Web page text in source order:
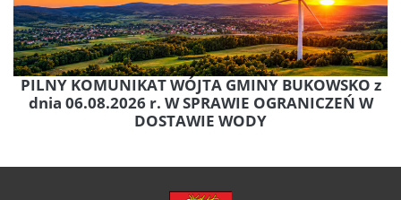
PILNY KOMUNIKAT WÓJTA GMINY BUKOWSKO z
dnia 06.08.2026 r. W SPRAWIE OGRANICZEŃ W
DOSTAWIE WODY